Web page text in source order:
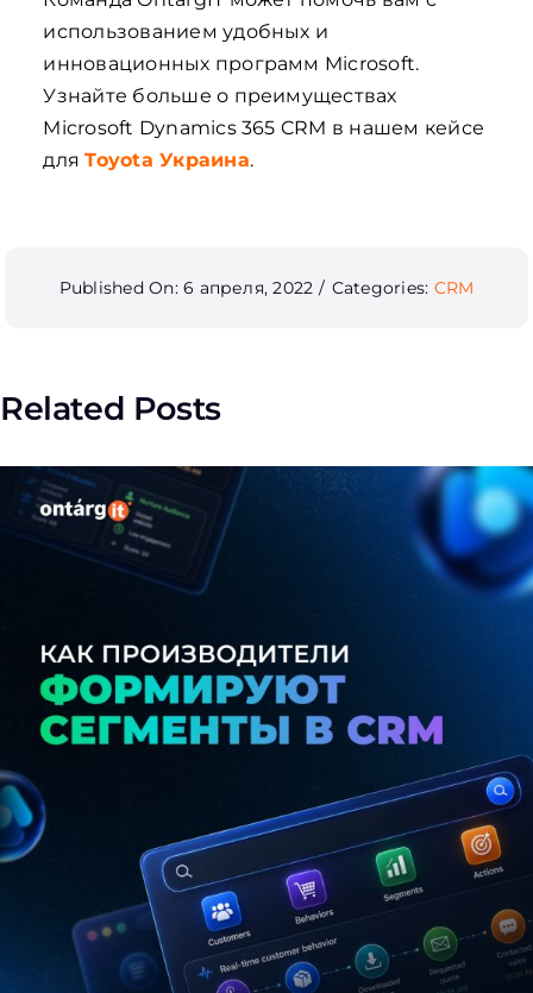
использованием удобных и
инновационных программ Microsoft.
Узнайте больше о преимуществах
Microsoft Dynamics 365 CRM в нашем кейсе
дляToyota Украина.
Published On: 6 апреля, 2022 / Categories: CRM
Related Posts